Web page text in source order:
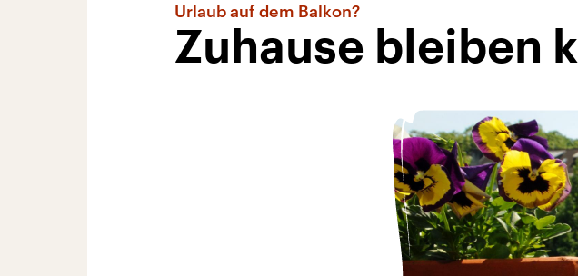
Urlaub auf dem Balkon?
Zuhause bleiben